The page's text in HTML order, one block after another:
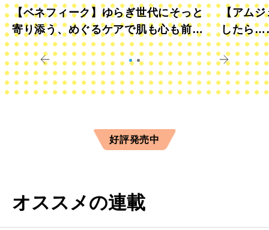
【ベネフィーク】ゆらぎ世代にそっと
寄り添う、めぐるケアで肌も心も前向
きに
【アムジ
したら
すか？
好評発売中
オススメの連載